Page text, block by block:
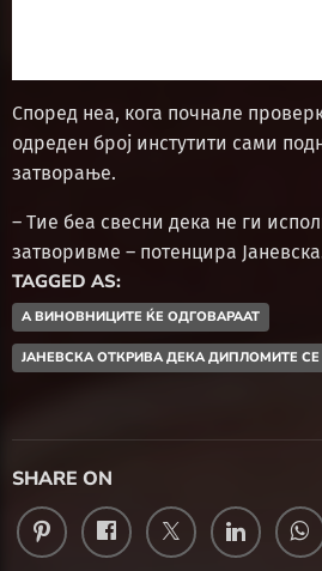
Според неа, кога почнале
одреден број инстутити сами
затворање.
– Тие беа свесни дека не ги
затворивме – потенцира
TAGGED AS:
А ВИНОВНИЦИТЕ ЌЕ ОДГОВАРААТ
ЈАНЕВСКА ОТКРИВА ДЕКА ДИПЛОМИТЕ
SHARE ON